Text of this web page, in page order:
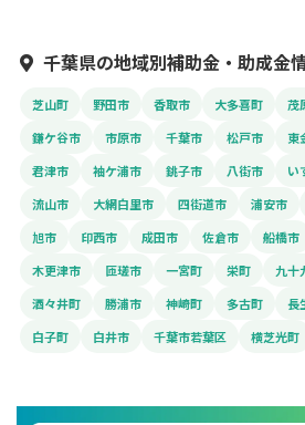
千葉県の地域別補助金・助成金
芝山町 野田市 香取市 大多喜町 茂
鎌ケ谷市
市原市 千葉市 松戸市 東
君津市
袖ケ浦市 銚子市 八街市 い
流山市
大網白里市 四街道市 浦安市
旭市
印西市 成田市 佐倉市 船橋市
木更津市
匝瑳市 一宮町 栄町 九十
酒々井町
勝浦市 神崎町 多古町 長
白子町
白井市 千葉市若葉区 横芝光町